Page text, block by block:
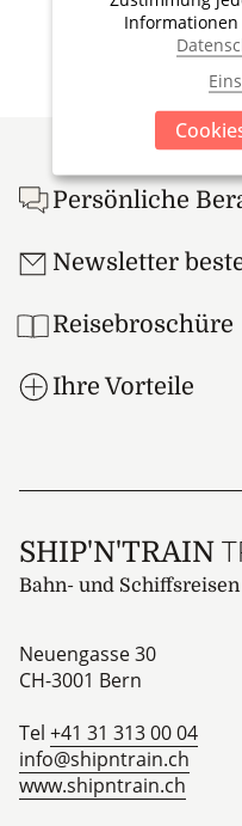
Persönliche
Newsletter
Reisebroschüre
Ihre Vorteile
SHIP'N'TRAIN
Bahn- und
Neuengasse 30
CH-3001 Bern
Tel +41 31 313 00 04
info@shipntrain.ch
www.shipntrain.ch